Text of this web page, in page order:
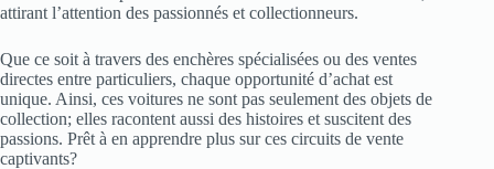
attirant l’attention des passionnés et collectionneurs.
Que ce soit à travers des enchères spécialisées ou des ventes
directes entre particuliers, chaque opportunité d’achat est
unique. Ainsi, ces voitures ne sont pas seulement des objets de
collection; elles racontent aussi des histoires et suscitent des
passions. Prêt à en apprendre plus sur ces circuits de vente
captivants?